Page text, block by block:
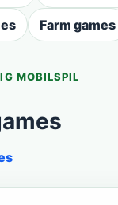
Farm games
MOBILSPIL